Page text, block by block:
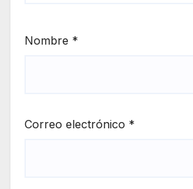
Nombre *
Correo electrónico *